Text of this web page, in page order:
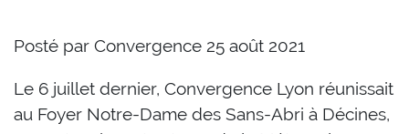
Posté par Convergence 25 août 2021
Le 6 juillet dernier, Convergence Lyon réunissait
au Foyer Notre-Dame des Sans-Abri à Décines,